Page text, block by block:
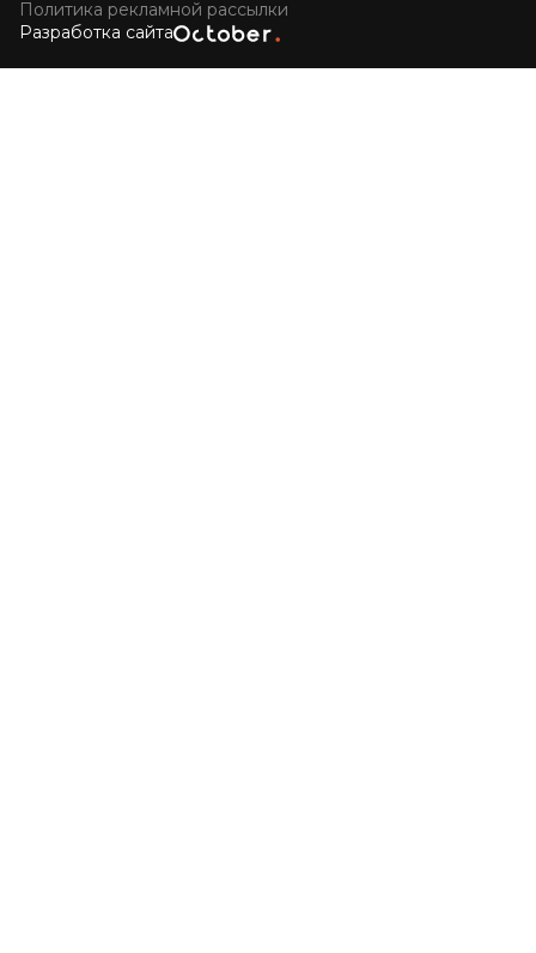
Политика рекламной рассылки
Разработка сайта